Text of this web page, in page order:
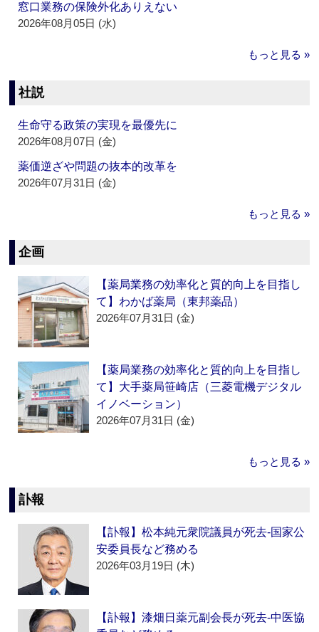
窓口業務の保険外化ありえない
2026年08月05日 (水)
もっと見る »
社説
生命守る政策の実現を最優先に
2026年08月07日 (金)
薬価逆ざや問題の抜本的改革を
2026年07月31日 (金)
もっと見る »
企画
【薬局業務の効率化と質的向上を目指し
て】わかば薬局（東邦薬品）
2026年07月31日 (金)
【薬局業務の効率化と質的向上を目指し
て】大手薬局笹崎店（三菱電機デジタル
イノベーション）
2026年07月31日 (金)
もっと見る »
訃報
【訃報】松本純元衆院議員が死去‐国家公
安委員長など務める
2026年03月19日 (木)
【訃報】漆畑日薬元副会長が死去‐中医協